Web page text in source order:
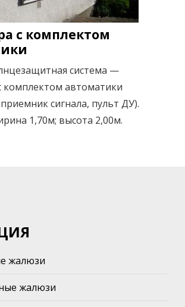
с комплектом
система —
комплектом автоматики
сигнала, пульт ДУ).
1,70м; высота 2,00м.
жалюзи
жалюзи